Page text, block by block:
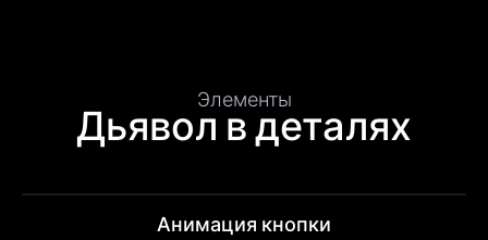
Элементы
Дьявол в деталях
Анимация кнопки